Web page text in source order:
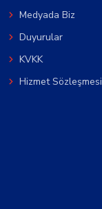
Medyada Biz
Duyurular
KVKK
Hizmet Sözleşmesi